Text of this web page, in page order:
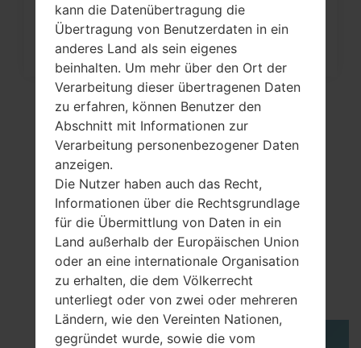
Wie kann man die
Werkseinstellungen durch Menü
auf...
VideoSamsung GT-
E1190C
kann die Datenübertragung die
Übertragung von Benutzerdaten in ein
anderes Land als sein eigenes
beinhalten. Um mehr über den Ort der
Verarbeitung dieser übertragenen Daten
zu erfahren, können Benutzer den
Abschnitt mit Informationen zur
Verarbeitung personenbezogener Daten
anzeigen.
Die Nutzer haben auch das Recht,
Informationen über die Rechtsgrundlage
für die Übermittlung von Daten in ein
Land außerhalb der Europäischen Union
oder an eine internationale Organisation
zu erhalten, die dem Völkerrecht
unterliegt oder von zwei oder mehreren
Ländern, wie den Vereinten Nationen,
gegründet wurde, sowie die vom